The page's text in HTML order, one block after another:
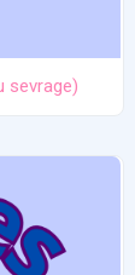
sevrage)